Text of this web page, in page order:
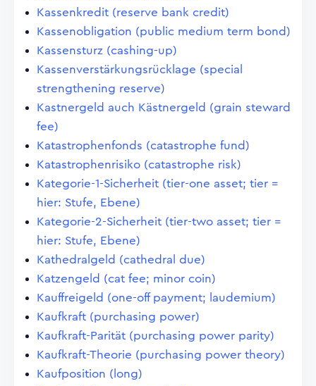
Kassenkredit (reserve bank credit)
Kassenobligation (public medium term bond)
Kassensturz (cashing-up)
Kassenverstärkungsrücklage (special
strengthening reserve)
Kastnergeld auch Kästnergeld (grain steward
fee)
Katastrophenfonds (catastrophe fund)
Katastrophenrisiko (catastrophe risk)
Kategorie-1-Sicherheit (tier-one asset; tier =
hier: Stufe, Ebene)
Kategorie-2-Sicherheit (tier-two asset; tier =
hier: Stufe, Ebene)
Kathedralgeld (cathedral due)
Katzengeld (cat fee; minor coin)
Kauffreigeld (one-off payment; laudemium)
Kaufkraft (purchasing power)
Kaufkraft-Parität (purchasing power parity)
Kaufkraft-Theorie (purchasing power theory)
Kaufposition (long)